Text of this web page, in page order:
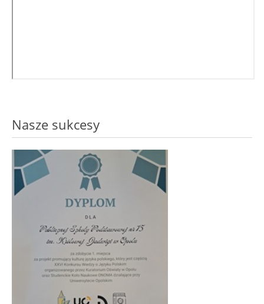
Nasze sukcesy